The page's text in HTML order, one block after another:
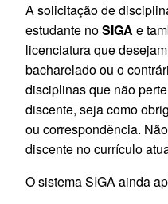
A solicitação de
estudante noSIGAe
licenciatura que
bacharelado ou o
disciplinas que não
discente, seja como
ou correspondência.
discente no currículo
O sistema SIGA ainda